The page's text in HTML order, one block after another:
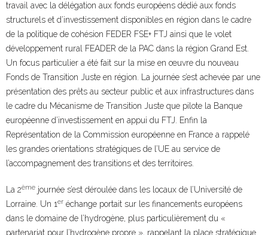
travail avec la délégation aux fonds européens dédié aux fonds
structurels et d’investissement disponibles en région dans le cadre
de la politique de cohésion FEDER FSE+ FTJ ainsi que le volet
développement rural FEADER de la PAC dans la région Grand Est.
Un focus particulier a été fait sur la mise en œuvre du nouveau
Fonds de Transition Juste en région. La journée s’est achevée par une
présentation des prêts au secteur public et aux infrastructures dans
le cadre du Mécanisme de Transition Juste que pilote la Banque
européenne d’investissement en appui du FTJ. Enfin la
Représentation de la Commission européenne en France a rappelé
les grandes orientations stratégiques de l’UE au service de
l’accompagnement des transitions et des territoires.
La 2ème journée s’est déroulée dans les locaux de l’Université de
Lorraine. Un 1er échange portait sur les financements européens
dans le domaine de l’hydrogène, plus particulièrement du «
partenariat pour l’hydrogène propre », rappelant la place stratégique